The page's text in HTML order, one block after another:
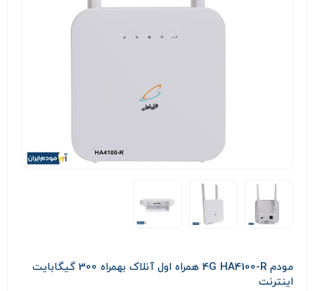
مودم 4G HA4100-R همراه اول آنلاک بهمراه 300 گیگابایت
اینترنت